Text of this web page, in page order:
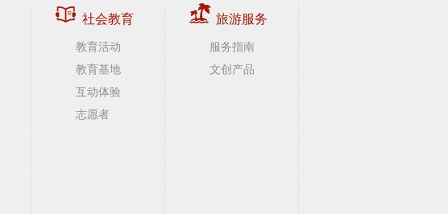
社会教育
教育活动
教育基地
互动体验
志愿者
旅游服务
服务指南
文创产品